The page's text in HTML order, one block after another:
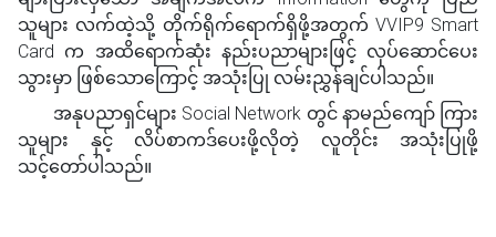
သူများ လက်ထဲ့သို့ တိုက်ရိုက်ရောက်ရှိဖို့အတွက် VVIP9 Smart
Card က အထိရောက်ဆုံး နည်းပညာများဖြင့် လုပ်ဆောင်ပေး
သွားမှာ ဖြစ်သောကြောင့် အသုံးပြု လမ်းညွှန်ချင်ပါသည်။
အနုပညာရှင်များ Social Network တွင် နာမည်‌‌ကျော် ကြား
သူများ နှင့် လိပ်စာကဒ်ပေးဖို့လိုတဲ့ လူတိုင်း အသုံးပြုဖို့
သင့်တော်ပါသည်။